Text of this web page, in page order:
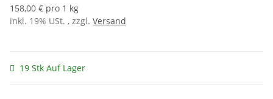
158,00 € pro 1 kg
inkl. 19% USt. , zzgl. Versand
19 Stk Auf Lager